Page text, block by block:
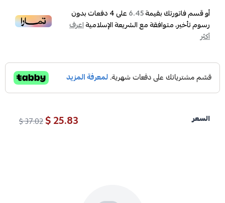
أو قسم فاتورتك بقيمة6.45 على4دفعات بدون
رسوم تأخير، متوافقة مع الشريعة الإسلاميةاعرف
أكثر
السعر 25.83 $
37.02 $